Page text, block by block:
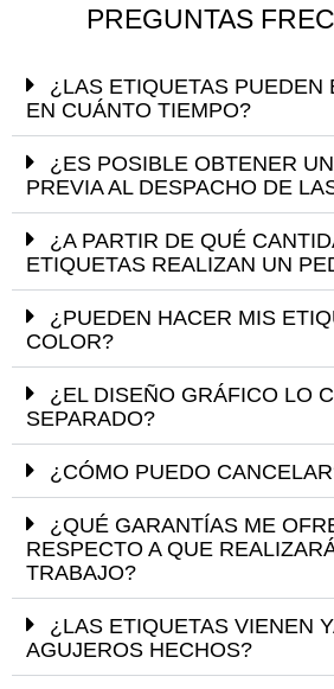
PREGUNTAS
¿LAS ETIQUETAS PUEDEN
EN CUÁNTO TIEMPO?
¿ES POSIBLE OBTENER
PREVIA AL DESPACHO DE
¿A PARTIR DE QUÉ
ETIQUETAS REALIZAN UN
¿PUEDEN HACER MIS
COLOR?
¿EL DISEÑO GRÁFICO LO
SEPARADO?
¿CÓMO PUEDO
¿QUÉ GARANTÍAS ME
RESPECTO A QUE
TRABAJO?
¿LAS ETIQUETAS VIENEN
AGUJEROS HECHOS?